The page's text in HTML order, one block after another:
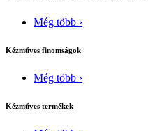
Még több ›
Kézműves finomságok
Még több ›
Kézműves termékek